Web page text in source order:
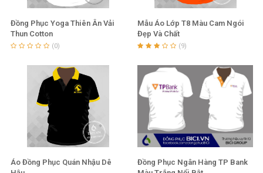
Ứng dụng hệ thống GSD(General Sewing Data) trong
hoạt động sản xuất tại xưởng in và xưởng may.
Hệ thống G-PRO giúp kiểm soát hoạt động sản xuất
hiệu quả; đây là công nghệ tiên tiến nhất trong quản lý
và vận hành sản xuất.
Sứ mệnh tiên phong trong lĩnh vực đồng phục
Đáp ứng nhu cầu của khách hàng về sản xuất theo yêu
cầu
Đồng Phục Yoga Thiên Ân Vải
Thun Cotton
(0)
Mẫu Áo Lớp T8 Màu Cam Ngói
Đẹp Và Chất
(9)
Áo Đồng Phục Quán Nhậu Dê
Đồng Phục Ngân Hàng TP Bank